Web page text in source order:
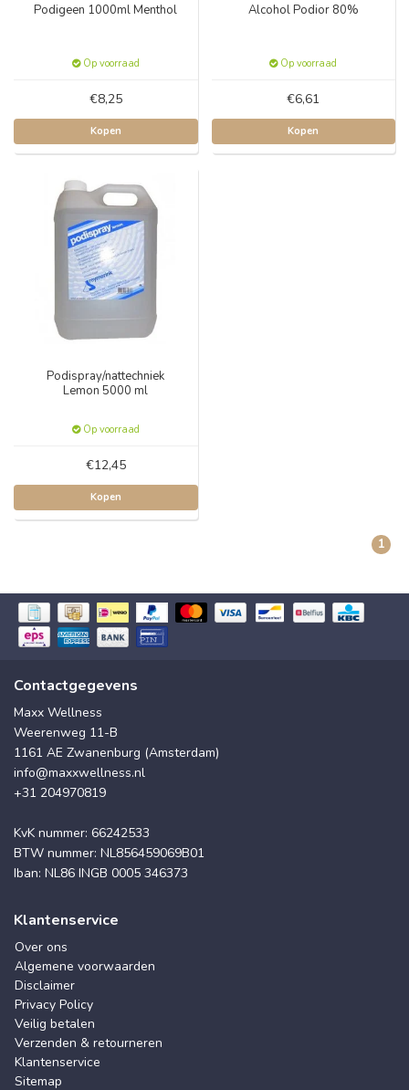
Podigeen 1000ml Menthol
Op voorraad
€8,25
Kopen
Alcohol Podior 80%
Op voorraad
€6,61
Kopen
Podispray/nattechniek
Lemon 5000 ml
Op voorraad
€12,45
Kopen
1
Contactgegevens
Maxx Wellness
Weerenweg 11-B
1161 AE Zwanenburg (Amsterdam)
info@maxxwellness.nl
+31 204970819
KvK nummer: 66242533
BTW nummer: NL856459069B01
Iban: NL86 INGB 0005 346373
Klantenservice
Over ons
Algemene voorwaarden
Disclaimer
Privacy Policy
Veilig betalen
Verzenden & retourneren
Klantenservice
Sitemap